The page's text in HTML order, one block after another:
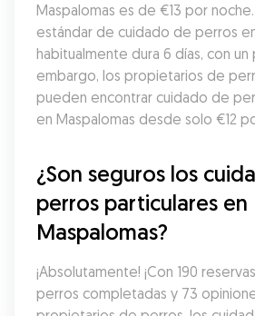
Maspalomas es de €13 por
estándar de cuidado de perros
habitualmente dura 6 días, con
embargo, los propietarios de
pueden encontrar cuidado de
en Maspalomas desde solo €12
¿Son seguros los
perros particulares en
Maspalomas?
¡Absolutamente! ¡Con 190
perros completadas y 73